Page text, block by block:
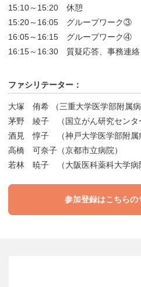
15:10～15:20 休憩
15:20～16:05 グループワーク③
16:05～16:15 グループワーク④
16:15～16:30 質疑応答、事務連絡
ファシリテーター：
大塚 侑希 （三重大学医学部附属病
茅野 綾子 （国立がん研究センタ
酒見 惇子 （神戸大学医学部附属
高橋 可奈子（京都市立病院）
若林 暁子 （大阪医科薬科大学病
参加登録はこちらの